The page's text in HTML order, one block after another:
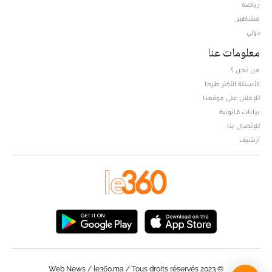
رياضة
مشاهير
دولي
معلومات عنا
من نحن ؟
الأسئلة الأكثر طرحا
للإعلان على موقعنا
بيانات قانونية
للإتصال بنا
أرشيف
© Web News / le360.ma / Tous droits réservés 2023